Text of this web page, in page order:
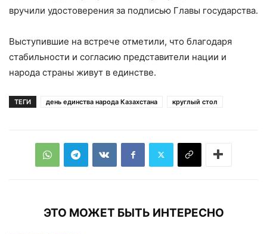
вручили удостоверения за подписью Главы государства.
Выступившие на встрече отметили, что благодаря
стабильности и согласию представители нации и
народа страны живут в единстве.
ТЕГИ день единства народа Казахстана круглый стол
ЭТО МОЖЕТ БЫТЬ ИНТЕРЕСНО